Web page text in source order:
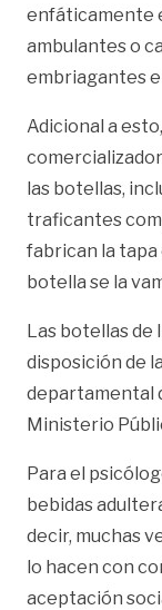
enfáticamente
ambulantes o
embriagantes
Adicional a
las botellas,
traficantes
fabrican la tapa
botella se la
Las botellas de
disposición de
departamental
Ministerio
Para el
bebidas
decir, muchas
lo hacen con
aceptación